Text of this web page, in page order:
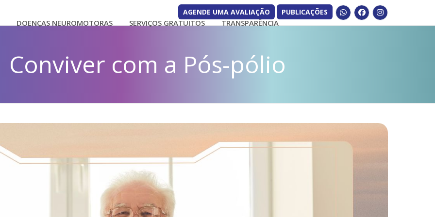
AGENDE UMA AVALIAÇÃO PUBLICAÇÕES WhatsappFacebookInstagram
DOENÇAS NEUROMOTORAS SERVIÇOS GRATUITOS TRANSPARÊNCIA
Conviver com a Pós-pólio